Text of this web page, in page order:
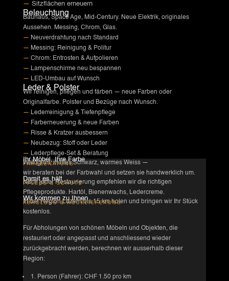
— Sitzflächen erneuern
Beleuchtung
Bauhaus, Space Age, Mid-Century. Neue Elektrik, originales
Aussehen. Messing, Chrom, Glas.
— Neuverdrahtung nach Standard
— Messing: Reinigung & Politur
— Chrom: Entrosten & Aufpolieren
— Lampenschirme neu bespannen
— LED-Umbau auf Wunsch
Leder & Polster
Wir reinigen, pflegen und färben — neue Farben oder
Originalfarbe. Polster und Bezüge nach Wunsch.
— Lederreinigung & Tiefenpflege
— Farberneuerung & neue Farben
— Risse & Kratzer ausbessern
— Neubezug: Stoff oder Leder
— Lederpflege-Set & Beratung
FARBBERATUNG
Ihr Möbel, Ihre Farbe
Waldgrün, mattes Schwarz, warmes Weiss —
wir beraten bei der Farbwahl und setzen sie handwerklich um.
PFLEGE & SCHUTZ
Damit es hält
Nach jeder Restaurierung empfehlen wir die richtigen
Pflegeprodukte. Hartöl, Bienenwachs, Ledercreme.
ABHOLUNG & RÜCKLIEFERUNG
Wir kommen zu Ihnen
In der Region Luzern bis 15 km holen und bringen wir Ihr Stück
kostenlos.
Für Abholungen von schönen Möbeln und Objekten, die
restauriert oder angepasst und anschliessend wieder
zurückgebracht werden, berechnen wir ausserhalb dieser
Region:
1. Person (Fahrer): CHF 1.50 pro km